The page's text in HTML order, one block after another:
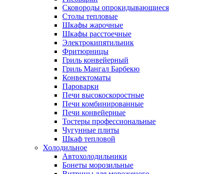
Сковороды опрокидывающиеся
Столы тепловые
Шкафы жарочные
Шкафы расстоечные
Электрокипятильник
Фритюрницы
Гриль конвейерный
Гриль Мангал Барбекю
Конвектоматы
Пароварки
Печи высокоскоростные
Печи комбинированные
Печи конвейерные
Тостеры профессиональные
Чугунные плиты
Шкаф тепловой
Холодильное
Автохолодильники
Бонеты морозильные